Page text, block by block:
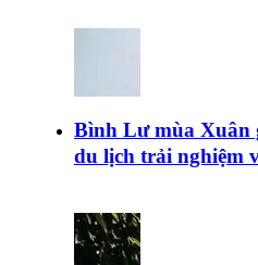
Bình Lư mùa Xuân
du lịch trải nghiệm